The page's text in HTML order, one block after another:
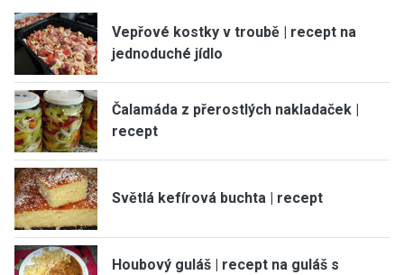
Vepřové kostky v troubě | recept na
jednoduché jídlo
Čalamáda z přerostlých nakladaček |
recept
Světlá kefírová buchta | recept
Houbový guláš | recept na guláš s